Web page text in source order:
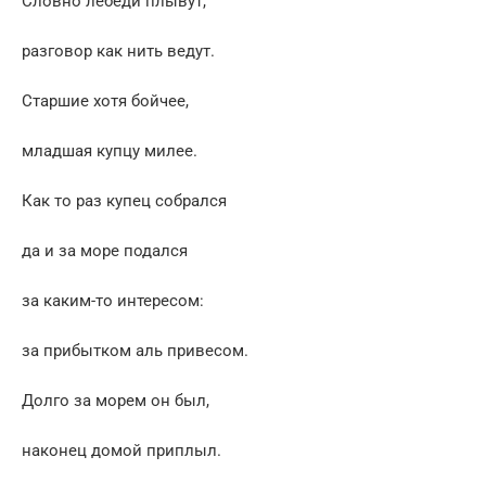
разговор как нить ведут.
Старшие хотя бойчее,
младшая купцу милее.
Как то раз купец собрался
да и за море подался
за каким-то интересом:
за прибытком аль привесом.
Долго за морем он был,
наконец домой приплыл.